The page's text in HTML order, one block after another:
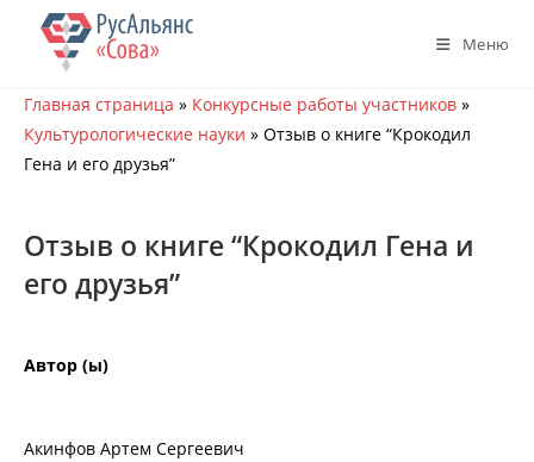
Перейти
содержимому
Меню
Главная страница » Конкурсные работы участников »
Культурологические науки » Отзыв о книге “Крокодил
Гена и его друзья”
Отзыв о книге “Крокодил Гена и
его друзья”
Автор (ы)
Акинфов Артем Сергеевич